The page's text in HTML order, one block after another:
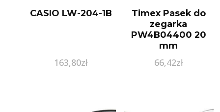
CASIO LW-204-1B
163,80zł
Timex Pasek do
zegarka
PW4B04400 20
mm
66,42zł